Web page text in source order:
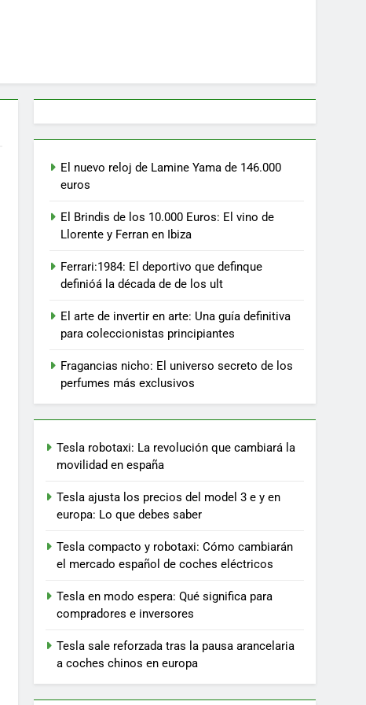
El nuevo reloj de Lamine Yama de 146.000
euros
El Brindis de los 10.000 Euros: El vino de
Llorente y Ferran en Ibiza
Ferrari:1984: El deportivo que definque
definióá la década de de los ult
El arte de invertir en arte: Una guía definitiva
para coleccionistas principiantes
Fragancias nicho: El universo secreto de los
perfumes más exclusivos
Tesla robotaxi: La revolución que cambiará la
movilidad en españa
Tesla ajusta los precios del model 3 e y en
europa: Lo que debes saber
Tesla compacto y robotaxi: Cómo cambiarán
el mercado español de coches eléctricos
Tesla en modo espera: Qué significa para
compradores e inversores
Tesla sale reforzada tras la pausa arancelaria
a coches chinos en europa